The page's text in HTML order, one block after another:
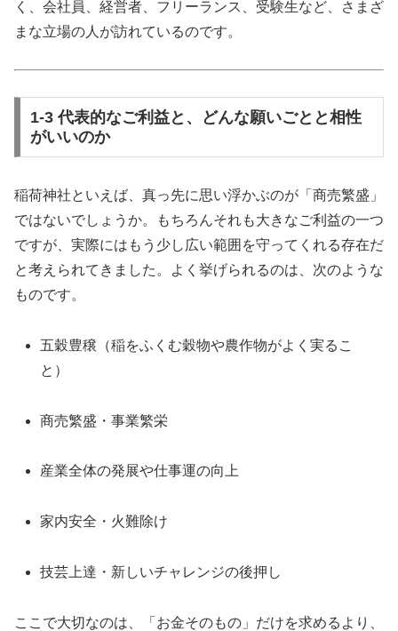
く、会社員、経営者、フリーランス、受験生など、さまざ
まな立場の人が訪れているのです。
1-3 代表的なご利益と、どんな願いごとと相性
がいいのか
稲荷神社といえば、真っ先に思い浮かぶのが「商売繁盛」
ではないでしょうか。もちろんそれも大きなご利益の一つ
ですが、実際にはもう少し広い範囲を守ってくれる存在だ
と考えられてきました。よく挙げられるのは、次のような
ものです。
五穀豊穣（稲をふくむ穀物や農作物がよく実るこ
と）
商売繁盛・事業繁栄
産業全体の発展や仕事運の向上
家内安全・火難除け
技芸上達・新しいチャレンジの後押し
ここで大切なのは、「お金そのもの」だけを求めるより、